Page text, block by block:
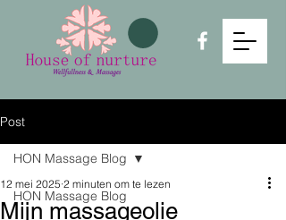
Post
HON Massage Blog
HON Massage Blog
Mijn massageolie
12 mei 2025 2 minuten om te lezen